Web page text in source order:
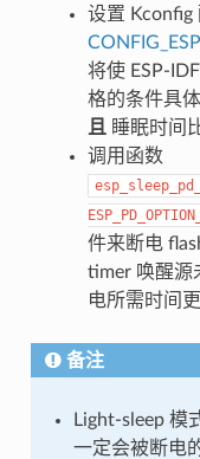
设置 Kconfig
将使 ESP-
格的条件具
且
睡眠时间
调用函数
件来断电
timer 唤醒源
电所需时间更
备注
Light-sleep 模
一定会被断电